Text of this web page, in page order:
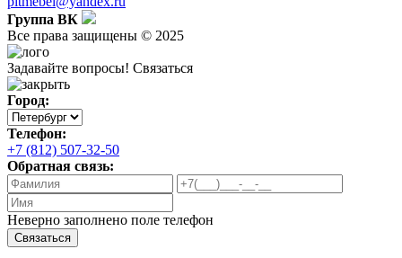
Группа ВК
Все права защищены © 2025
Задавайте вопросы! Связаться
Город:
Телефон:
+7 (812) 507-32-50
Обратная связь:
Неверно заполнено поле телефон
Связаться